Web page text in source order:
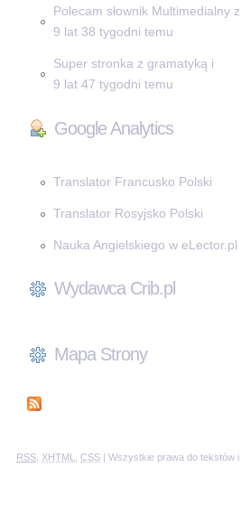
Polecam słownik Multimedialny
9 lat 38 tygodni temu
Super stronka z gramatyką i
9 lat 47 tygodni temu
Google Analytics
Translator Francusko Polski
Translator Rosyjsko Polski
Nauka Angielskiego w eLector.pl
Wydawca Crib.pl
Mapa Strony
RSS XHTML CSS | Wszystkie prawa do tekstów